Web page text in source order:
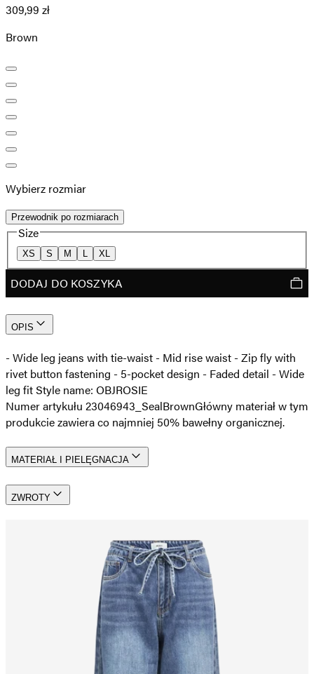
309,99 zł
Brown
Wybierz rozmiar
Przewodnik po rozmiarach
Size
XS S M L XL
DODAJ DO KOSZYKA
OPIS
- Wide leg jeans with tie-waist - Mid rise waist - Zip fly with
rivet button fastening - 5-pocket design - Faded detail - Wide
leg fit Style name: OBJROSIE
Numer artykułu 23046943_SealBrownGłówny materiał w tym
produkcie zawiera co najmniej 50% bawełny organicznej.
MATERIAŁ I PIELĘGNACJA
ZWROTY